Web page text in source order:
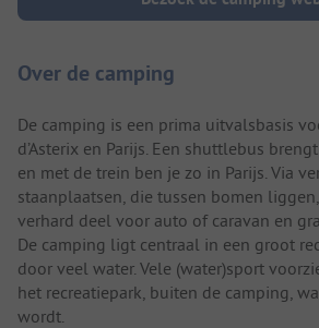
Over de camping
De camping is een prima uitvalsbasis
d’Asterix en Parijs. Een shuttlebus
en met de trein ben je zo in Parijs. Via
staanplaatsen, die tussen bomen
verhard deel voor auto of caravan en
De camping ligt centraal in een groot
door veel water. Vele (water)sport
het recreatiepark, buiten de camping,
wordt.